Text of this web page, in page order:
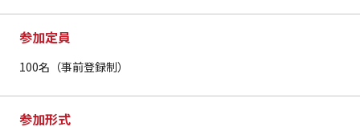
参加定員
100名（事前登録制）
参加形式